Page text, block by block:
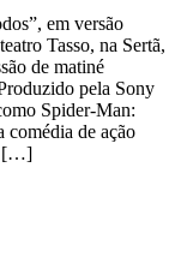
em versão
Tasso, na Sertã,
de matiné
pela Sony
Spider-Man:
comédia de ação
[…]